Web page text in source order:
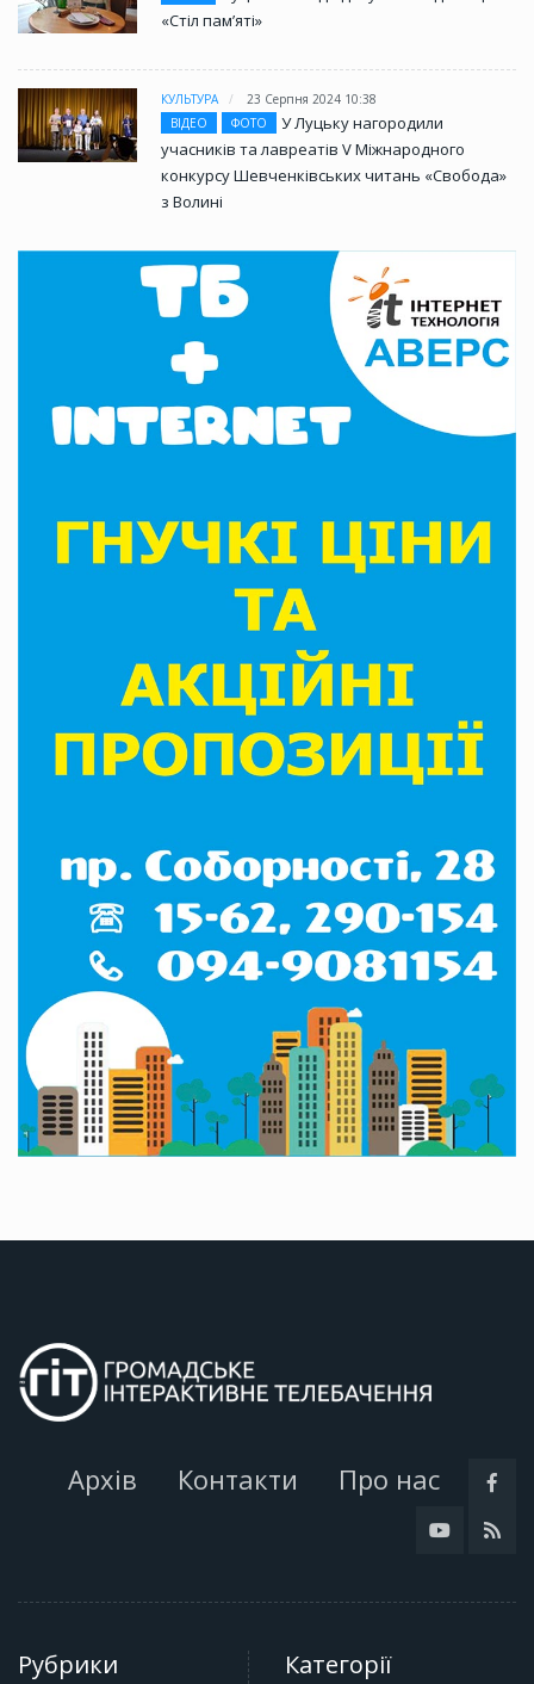
«Стіл памʼяті»
КУЛЬТУРА
23 Серпня 2024 10:38
ВІДЕО
ФОТО
У Луцьку нагородили
учасників та лавреатів V Міжнародного
конкурсу Шевченківських читань «Свобода»
з Волині
Архів Контакти Про нас
Рубрики Категорії